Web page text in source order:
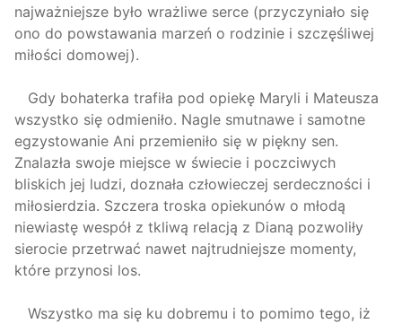
najważniejsze było wrażliwe serce (przyczyniało się
ono do powstawania marzeń o rodzinie i szczęśliwej
miłości domowej).
Gdy bohaterka trafiła pod opiekę Maryli i Mateusza
wszystko się odmieniło. Nagle smutnawe i samotne
egzystowanie Ani przemieniło się w piękny sen.
Znalazła swoje miejsce w świecie i poczciwych
bliskich jej ludzi, doznała człowieczej serdeczności i
miłosierdzia. Szczera troska opiekunów o młodą
niewiastę wespół z tkliwą relacją z Dianą pozwoliły
sierocie przetrwać nawet najtrudniejsze momenty,
które przynosi los.
Wszystko ma się ku dobremu i to pomimo tego, iż